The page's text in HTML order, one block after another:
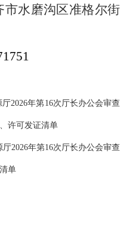
市水磨沟区准格尔街
2026年第16次厅长办公会审查
许可发证清单
2026年第16次厅长办公会审查
单